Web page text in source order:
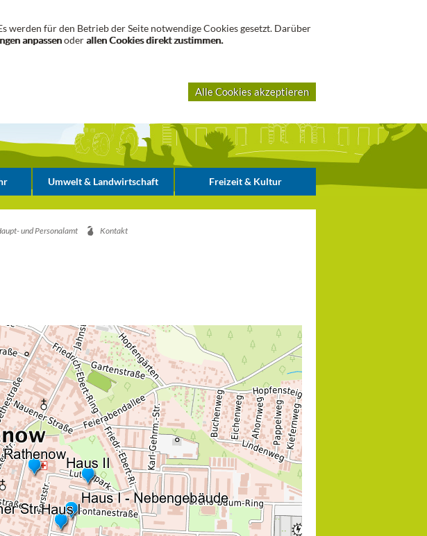
werden für den Betrieb der Seite notwendige Cookies gesetzt. Darüber
anpassenoderallen Cookies direkt zustimmen.
Alle Cookies akzeptieren
Umwelt & Landwirtschaft Freizeit & Kultur
und Personalamt Kontakt